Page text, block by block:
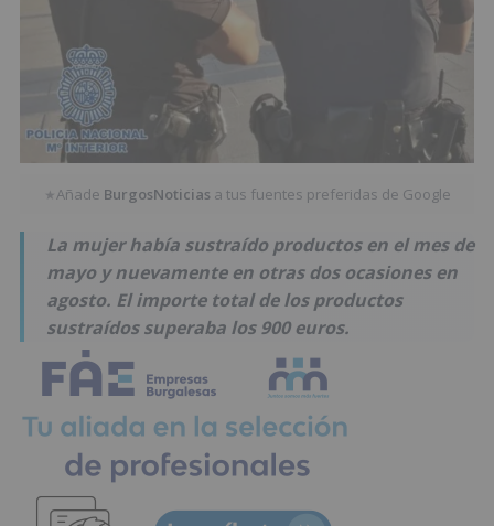
★Añade BurgosNoticias a tus fuentes preferidas de Google
La mujer había sustraído productos en el mes de
mayo y nuevamente en otras dos ocasiones en
agosto. El importe total de los productos
sustraídos superaba los 900 euros.